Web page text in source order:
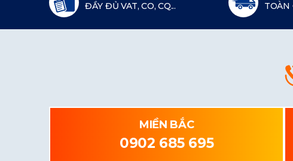
ĐẦY ĐỦ VAT, CO, CQ...
TOÀN
MIỀN BẮC
0902 685 695